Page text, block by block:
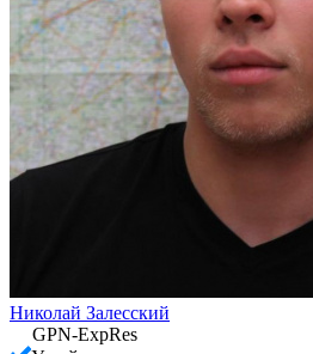
Николай Залесский
GPN-ExpRes